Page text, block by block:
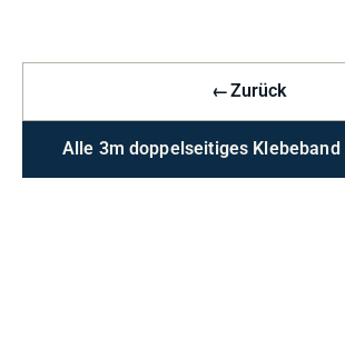
←Zurück
Alle 3m doppelseitiges Klebeband